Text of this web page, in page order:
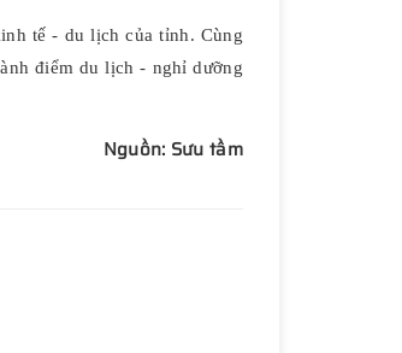
tế - du lịch của tỉnh. Cùng
điểm du lịch - nghỉ dưỡng
Nguồn: Sưu tầm